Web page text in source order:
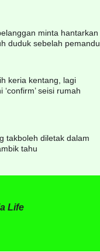
minta hantarkan
duduk sebelah pemandu
keria kentang, lagi
seisi rumah
takboleh diletak dalam
tahu
Life